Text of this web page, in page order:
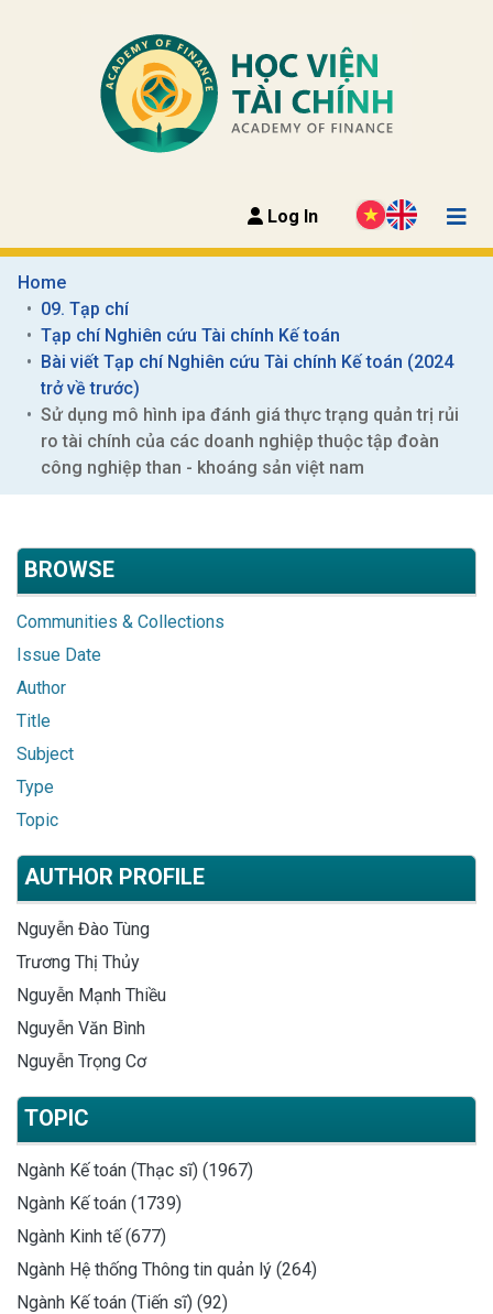
Log In
Home
09. Tạp chí
Tạp chí Nghiên cứu Tài chính Kế toán
Bài viết Tạp chí Nghiên cứu Tài chính Kế toán (2024
trở về trước)
Sử dụng mô hình ipa đánh giá thực trạng quản trị rủi
ro tài chính của các doanh nghiệp thuộc tập đoàn
công nghiệp than - khoáng sản việt nam
BROWSE
Communities & Collections
Issue Date
Author
Title
Subject
Type
Topic
AUTHOR PROFILE
Nguyễn Đào Tùng
Trương Thị Thủy
Nguyễn Mạnh Thiều
Nguyễn Văn Bình
Nguyễn Trọng Cơ
TOPIC
Ngành Kế toán (Thạc sĩ) (1967)
Ngành Kế toán (1739)
Ngành Kinh tế (677)
Ngành Hệ thống Thông tin quản lý (264)
Ngành Kế toán (Tiến sĩ) (92)